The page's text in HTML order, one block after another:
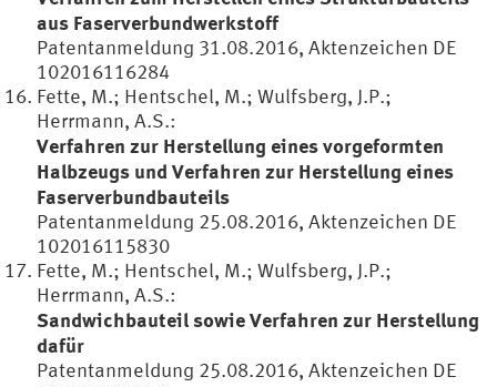
aus Faserverbundwerkstoff
Patentanmeldung 31.08.2016, Aktenzeichen DE
102016116284
Fette, M.; Hentschel, M.; Wulfsberg, J.P.;
Herrmann, A.S.:
Verfahren zur Herstellung eines vorgeformten
Halbzeugs und Verfahren zur Herstellung eines
Faserverbundbauteils
Patentanmeldung 25.08.2016, Aktenzeichen DE
102016115830
Fette, M.; Hentschel, M.; Wulfsberg, J.P.;
Herrmann, A.S.:
Sandwichbauteil sowie Verfahren zur Herstellung
dafür
Patentanmeldung 25.08.2016, Aktenzeichen DE